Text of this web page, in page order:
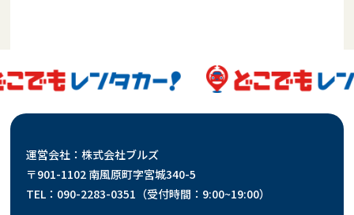
運営会社：株式会社ブルズ
〒901-1102 南風原町字宮城340-5
TEL：090-2283-0351（受付時間：9:00~19:00）